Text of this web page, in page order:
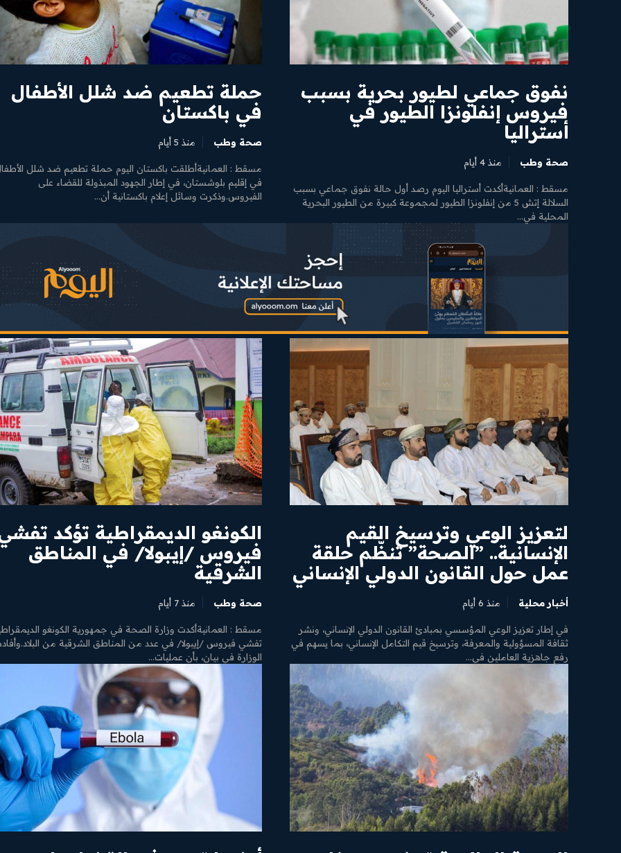
نفوق جماعي لطيور بحرية بسبب
فيروس إنفلونزا الطيور في
أستراليا
صحة وطب منذ 4 أيام
مسقط : العمانيةأكدت أستراليا اليوم رصد أول حالة نفوق جماعي بسبب
السلالة إتش 5 من إنفلونزا الطيور لمجموعة كبيرة من الطيور البحرية
المحلية في...
حملة تطعيم ضد شلل الأطفال
في باكستان
صحة وطب منذ 5 أيام
مسقط : العمانيةأطلقت باكستان اليوم حملة تطعيم ضد شلل
في إقليم بلوشستان، في إطار الجهود المبذولة للقضاء على
الفيروس.وذكرت وسائل إعلام باكستانية أن...
​لتعزيز الوعي وترسيخ القيم
الإنسانية.. ​”الصحة” تنظّم حلقة
عمل حول القانون الدولي الإنساني
أخبار محلية منذ 6 أيام
​في إطار تعزيز الوعي المؤسسي بمبادئ القانون الدولي الإنساني، ونشر
ثقافة المسؤولية والمعرفة، وترسيخ قيم التكامل الإنساني، بما يسهم في
رفع جاهزية العاملين في...
الكونغو الديمقراطية تؤكد
فيروس /إيبولا/ في المناطق
الشرقية
صحة وطب منذ 7 أيام
مسقط : العمانيةأكدت وزارة الصحة في جمهورية الكونغو
تفشي فيروس /إيبولا/ في عدد من المناطق الشرقية من
الوزارة في بيان، بأن عمليات...